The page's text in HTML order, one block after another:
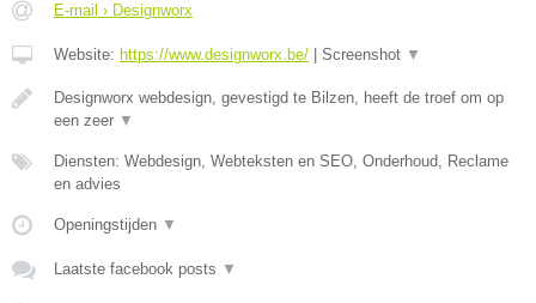
E-mail › Designworx
Website: https://www.designworx.be/ Screenshot ▼
Designworx webdesign, gevestigd te Bilzen, heeft de troef om op
een zeer ▼
Diensten: Webdesign, Webteksten en SEO, Onderhoud, Reclame
en advies
Openingstijden ▼
Laatste facebook posts ▼